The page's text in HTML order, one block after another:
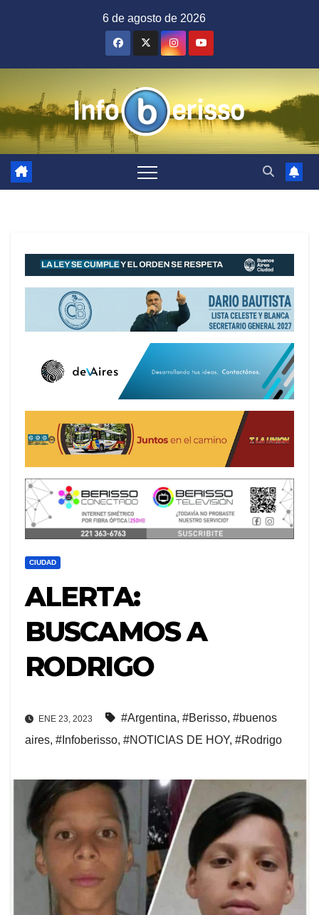
6 de agosto de 2026
CIUDAD
ALERTA:
BUSCAMOS A
RODRIGO
ENE 23, 2023 #Argentina, #Berisso, #buenos
aires, #Infoberisso, #NOTICIAS DE HOY, #Rodrigo